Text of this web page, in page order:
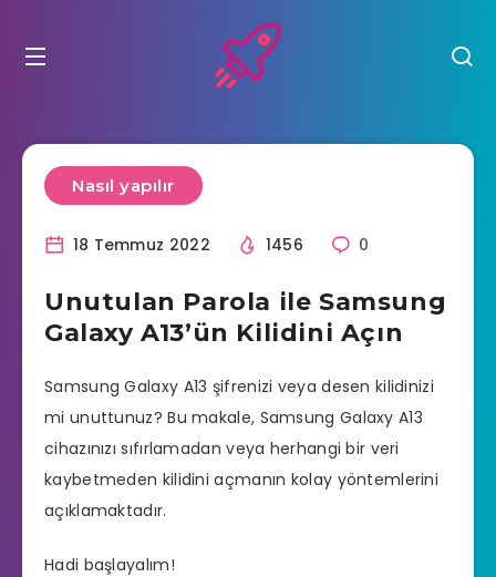
Nasıl yapılır
18 Temmuz 2022 1456 0
Unutulan Parola ile Samsung
Galaxy A13’ün Kilidini Açın
Samsung Galaxy A13 şifrenizi veya desen kilidinizi
mi unuttunuz? Bu makale, Samsung Galaxy A13
cihazınızı sıfırlamadan veya herhangi bir veri
kaybetmeden kilidini açmanın kolay yöntemlerini
açıklamaktadır.
Hadi başlayalım!